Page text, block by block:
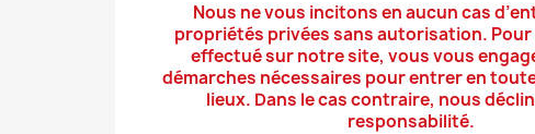
Nous ne vous incitons en aucun cas
propriétés privées sans autorisation. Pour
effectué sur notre site, vous vous
démarches nécessaires pour entrer en
lieux. Dans le cas contraire, nous
responsabilité.